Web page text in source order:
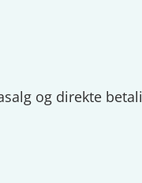
og direkte